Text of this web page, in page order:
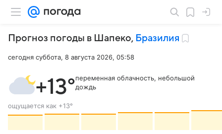
Прогноз погоды в Шапеко, Бразилия
сегодня суббота, 8 августа 2026, 05:58
+13°
ощущается как +13°
переменная облачность, небольшой
дождь